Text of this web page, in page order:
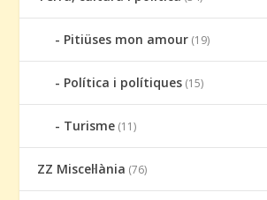
Pitiüses mon amour (19)
Política i polítiques (15)
Turisme (11)
ZZ Miscel·lània (76)